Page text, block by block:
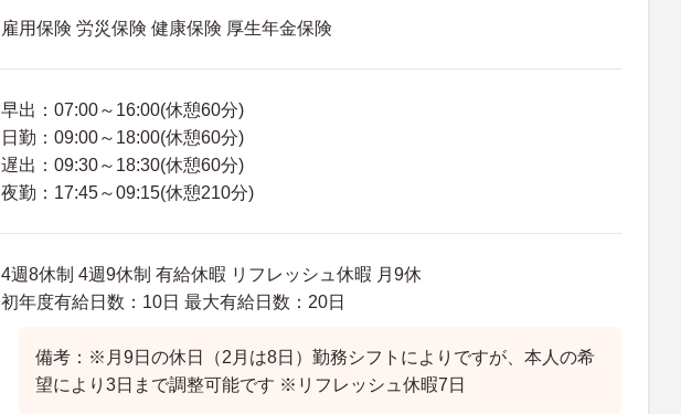
雇用保険 労災保険 健康保険 厚生年金保険
早出：07:00～16:00(休憩60分)
日勤：09:00～18:00(休憩60分)
遅出：09:30～18:30(休憩60分)
夜勤：17:45～09:15(休憩210分)
4週8休制 4週9休制 有給休暇 リフレッシュ休暇 月9休
初年度有給日数：10日 最大有給日数：20日
備考：※月9日の休日（2月は8日）勤務シフトによりですが、本人の希
望により3日まで調整可能です ※リフレッシュ休暇7日